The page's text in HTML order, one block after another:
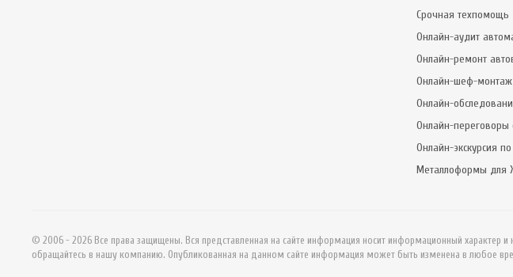
Срочная техпомощь
Онлайн-аудит
Онлайн-ремонт
Онлайн-шеф-
Онлайн-
Онлайн-переговоры
Онлайн-экскурсия
Металлоформы для
© 2006 - 2026 Все права защищены. Вся представленная на сайте информация носит информационный
обращайтесь в нашу компанию. Опубликованная на данном сайте информация может быть изменена в любое